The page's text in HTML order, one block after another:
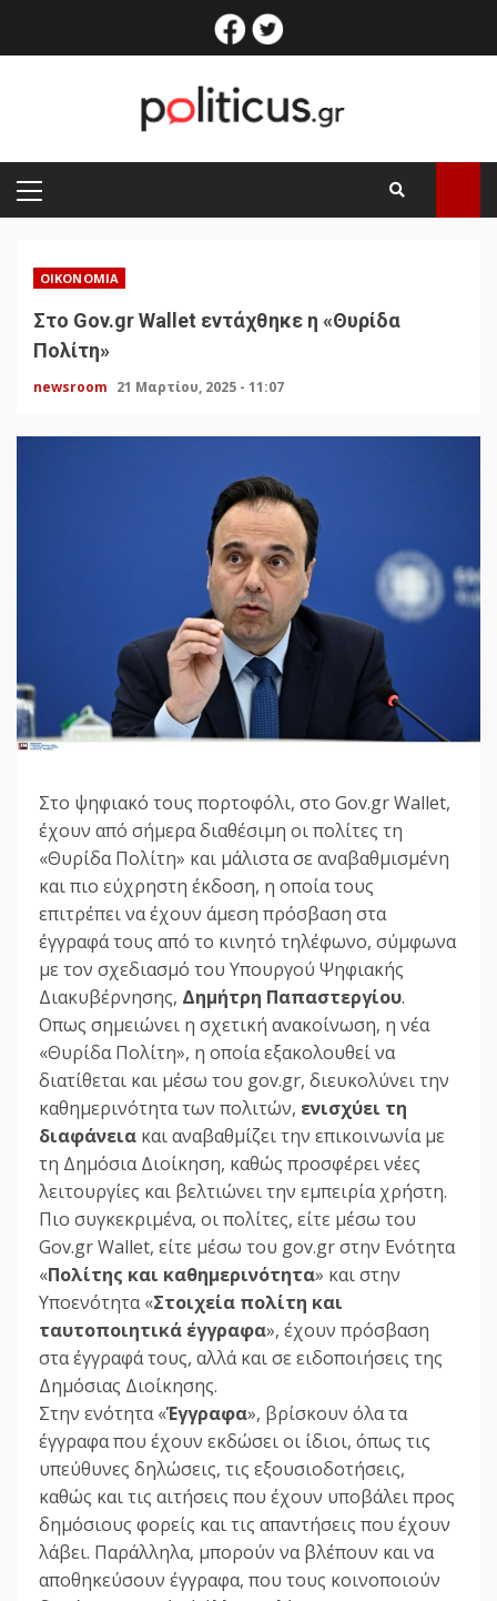
facebook
PRIMARY
MENU
ΟΙΚΟΝΟΜΊΑ
Στο Gov.gr Wallet εντάχθηκε η «Θυρίδα
Πολίτη»
newsroom 21 Μαρτίου, 2025 - 11:07
Στο ψηφιακό τους πορτοφόλι, στο Gov.gr Wallet,
έχουν από σήμερα διαθέσιμη οι πολίτες τη
«Θυρίδα Πολίτη» και μάλιστα σε αναβαθμισμένη
και πιο εύχρηστη έκδοση, η οποία τους
επιτρέπει να έχουν άμεση πρόσβαση στα
έγγραφά τους από το κινητό τηλέφωνο, σύμφωνα
με τον σχεδιασμό του Υπουργού Ψηφιακής
Διακυβέρνησης, Δημήτρη Παπαστεργίου.
Οπως σημειώνει η σχετική ανακοίνωση, η νέα
«Θυρίδα Πολίτη», η οποία εξακολουθεί να
διατίθεται και μέσω του gov.gr, διευκολύνει την
καθημερινότητα των πολιτών, ενισχύει τη
διαφάνεια και αναβαθμίζει την επικοινωνία με
τη Δημόσια Διοίκηση, καθώς προσφέρει νέες
λειτουργίες και βελτιώνει την εμπειρία χρήστη.
Πιο συγκεκριμένα, οι πολίτες, είτε μέσω του
Gov.gr Wallet, είτε μέσω του gov.gr στην Ενότητα
«Πολίτης και καθημερινότητα» και στην
Υποενότητα «Στοιχεία πολίτη και
ταυτοποιητικά έγγραφα», έχουν πρόσβαση
στα έγγραφά τους, αλλά και σε ειδοποιήσεις της
Δημόσιας Διοίκησης.
Στην ενότητα «Έγγραφα», βρίσκουν όλα τα
έγγραφα που έχουν εκδώσει οι ίδιοι, όπως τις
υπεύθυνες δηλώσεις, τις εξουσιοδοτήσεις,
καθώς και τις αιτήσεις που έχουν υποβάλει προς
δημόσιους φορείς και τις απαντήσεις που έχουν
λάβει. Παράλληλα, μπορούν να βλέπουν και να
αποθηκεύσουν έγγραφα, που τους κοινοποιούν